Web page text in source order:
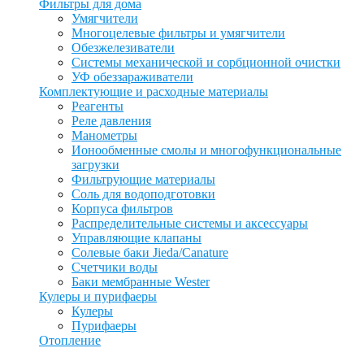
Фильтры для дома
Умягчители
Многоцелевые фильтры и умягчители
Обезжелезиватели
Системы механической и сорбционной очистки
УФ обеззараживатели
Комплектующие и расходные материалы
Реагенты
Реле давления
Манометры
Ионообменные смолы и многофункциональные
загрузки
Фильтрующие материалы
Соль для водоподготовки
Корпуса фильтров
Распределительные системы и аксессуары
Управляющие клапаны
Солевые баки Jieda/Canature
Счетчики воды
Баки мембранные Wester
Кулеры и пурифаеры
Кулеры
Пурифаеры
Отопление